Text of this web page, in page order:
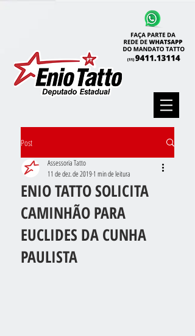
Post
ENIO TATTO SOLICITA
CAMINHÃO PARA
EUCLIDES DA CUNHA
PAULISTA
Assessoria Tatto
11 de dez. de 20191 min de leitura